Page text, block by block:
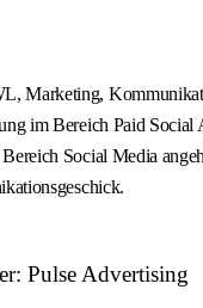
Marketing,
im Bereich Paid
Social Media
Pulse Advertising